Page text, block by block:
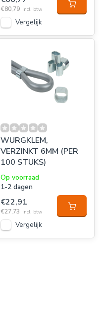
€80,79 Incl. btw
Vergelijk
WURGKLEM,
VERZINKT 6MM (PER
100 STUKS)
Op voorraad
1-2 dagen
€22,91
€27,73 Incl. btw
Vergelijk